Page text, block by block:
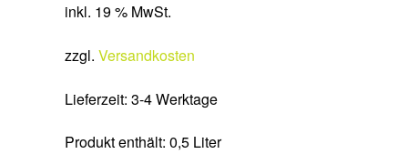
inkl. 19 % MwSt.
zzgl. Versandkosten
Lieferzeit: 3-4 Werktage
Produkt enthält: 0,5 Liter